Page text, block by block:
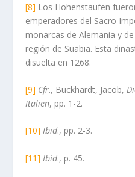
[8] Los Hohenstaufen
emperadores del Sacro
monarcas de Alemania y
región de Suabia. Esta
disuelta en 1268.
[9] Cfr., Buckhardt, Jacob,
Italien, pp. 1-2.
[10] Ibid., pp. 2-3.
[11] Ibid., p. 45.